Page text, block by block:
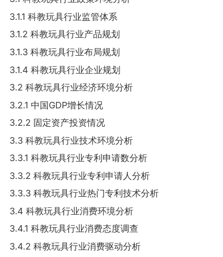
3.1.1 科教玩具行业监管体系
3.1.2 科教玩具行业产品规划
3.1.3 科教玩具行业布局规划
3.1.4 科教玩具行业企业规划
3.2 科教玩具行业经济环境分析
3.2.1 中国GDP增长情况
3.2.2 固定资产投资情况
3.3 科教玩具行业技术环境分析
3.3.1 科教玩具行业专利申请数分析
3.3.2 科教玩具行业专利申请人分析
3.3.3 科教玩具行业热门专利技术分析
3.4 科教玩具行业消费环境分析
3.4.1 科教玩具行业消费态度调查
3.4.2 科教玩具行业消费驱动分析